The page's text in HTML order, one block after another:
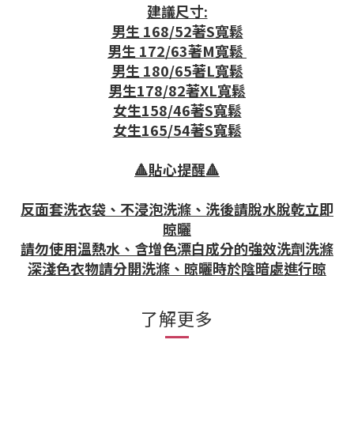
建議尺寸:
男生 168/52著S寬鬆
男生 172/63著M寬鬆
男生 180/65著L寬鬆
男生178/82著XL寬鬆
女生158/46著S寬鬆
女生165/54著S寬鬆
🔺貼心提醒🔺
反面套洗衣袋、不浸泡洗滌、洗後請脫水脫乾立即
晾曬
請勿使用溫熱水、含增色漂白成分的強效洗劑洗滌
深淺色衣物請分開洗滌、晾曬時於陰暗處進行晾
了解更多